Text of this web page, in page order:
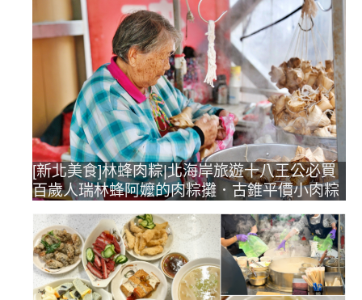
[新北美食]林蜂肉粽|北海岸旅遊十八王公必買
百歲人瑞林蜂阿嬤的肉粽攤．古錐平價小肉粽